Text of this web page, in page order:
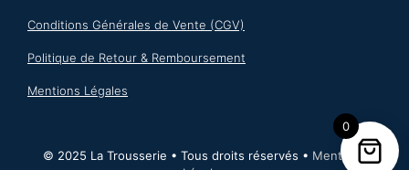
Conditions Générales de Vente (CGV)
Politique de Retour & Remboursement
Mentions Légales
© 2025 La Trousserie • Tous droits réservés • Mentions
0